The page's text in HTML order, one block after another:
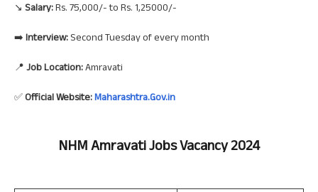
↘️ Salary:Rs. 75,000/- to Rs. 1,25000/-
➡️Interview:Second Tuesday of every month
📍Job Location:Amravati
✅Official Website:Maharashtra.Gov.in
NHM AmravatiJobs Vacancy 2024